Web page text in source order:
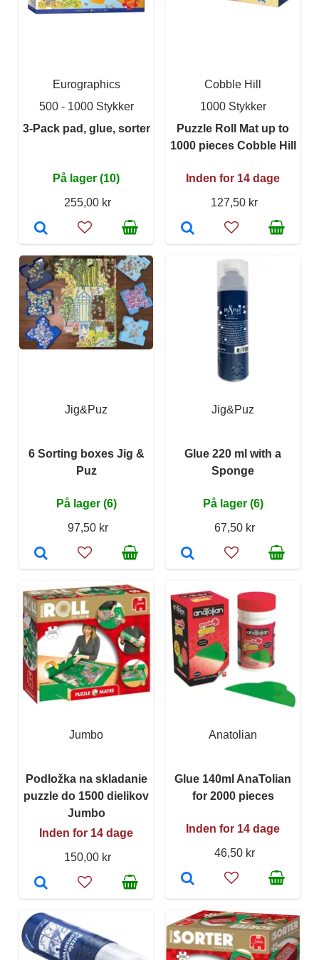
Eurographics
500 - 1000 Stykker
3-Pack pad, glue, sorter
På lager (10)
255,00 kr
Cobble Hill
1000 Stykker
Puzzle Roll Mat up to
1000 pieces Cobble Hill
Inden for 14 dage
127,50 kr
Jig&Puz
6 Sorting boxes Jig &
Puz
På lager (6)
97,50 kr
Jig&Puz
Glue 220 ml with a
Sponge
På lager (6)
67,50 kr
Jumbo
Podložka na skladanie
puzzle do 1500 dielikov
Jumbo
Inden for 14 dage
150,00 kr
Anatolian
Glue 140ml AnaTolian
for 2000 pieces
Inden for 14 dage
46,50 kr